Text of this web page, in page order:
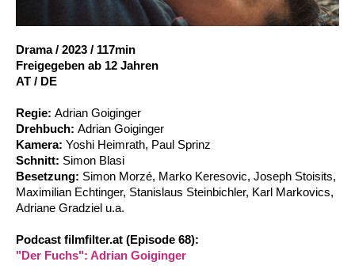
Account
Drama / 2023 / 117min
Freigegeben ab 12 Jahren
AT / DE
Regie: Adrian Goiginger
Drehbuch: Adrian Goiginger
Kamera: Yoshi Heimrath, Paul Sprinz
Schnitt: Simon Blasi
Besetzung: Simon Morzé, Marko Keresovic, Joseph Stoisits,
Maximilian Echtinger, Stanislaus Steinbichler, Karl Markovics,
Adriane Gradziel u.a.
Podcast filmfilter.at (Episode 68):
"Der Fuchs": Adrian Goiginger